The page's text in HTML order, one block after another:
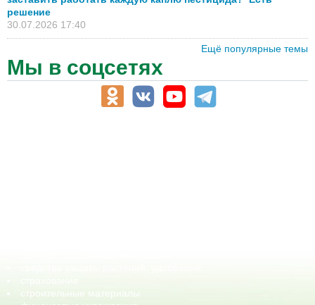
решение
30.07.2026 17:40
Ещё популярные темы
Мы в соцсетях
строительные материалы